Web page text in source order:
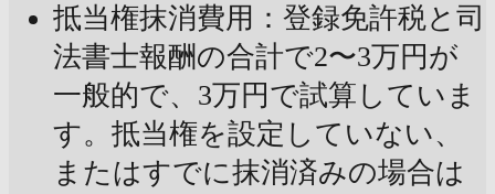
抵当権抹消費用：登録免許税と司
法書士報酬の合計で2〜3万円が
一般的で、3万円で試算していま
す。抵当権を設定していない、
またはすでに抹消済みの場合は